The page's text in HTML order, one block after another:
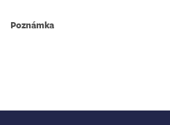
Poznámka